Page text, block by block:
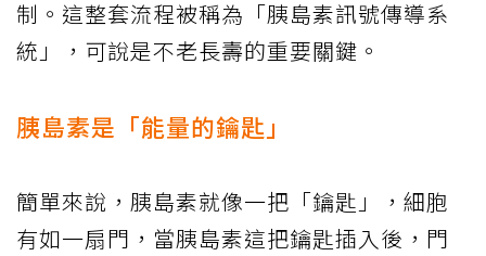
制。這整套流程被稱為「胰島素訊號傳導系
統」，可說是不老長壽的重要關鍵。
胰島素是「能量的鑰匙」
簡單來說，胰島素就像一把「鑰匙」，細胞
有如一扇門，當胰島素這把鑰匙插入後，門